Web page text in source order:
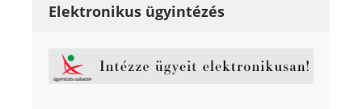
Elektronikus ügyintézés